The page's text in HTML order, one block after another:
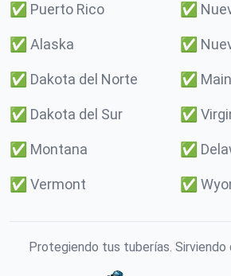
✅ Puerto Rico ✅
✅ Alaska ✅
✅ Dakota del Norte ✅
✅ Dakota del Sur ✅
✅ Montana ✅
✅ Vermont ✅
Protegiendo tus tuberías.